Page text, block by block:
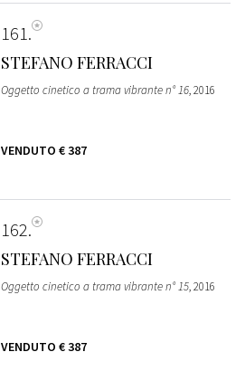
161
STEFANO FERRACCI
Oggetto cinetico a trama vibrante n° 16, 2016
VENDUTO € 387
162
STEFANO FERRACCI
Oggetto cinetico a trama vibrante n° 15, 2016
VENDUTO € 387